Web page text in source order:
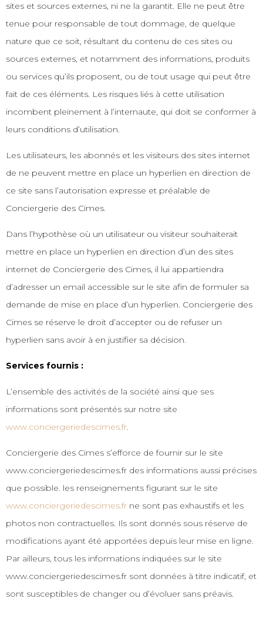
sites et sources externes, ni ne la garantit. Elle ne peut être
tenue pour responsable de tout dommage, de quelque
nature que ce soit, résultant du contenu de ces sites ou
sources externes, et notamment des informations, produits
ou services qu’ils proposent, ou de tout usage qui peut être
fait de ces éléments. Les risques liés à cette utilisation
incombent pleinement à l’internaute, qui doit se conformer à
leurs conditions d’utilisation.
Les utilisateurs, les abonnés et les visiteurs des sites internet
de ne peuvent mettre en place un hyperlien en direction de
ce site sans l’autorisation expresse et préalable de
Conciergerie des Cimes.
Dans l’hypothèse où un utilisateur ou visiteur souhaiterait
mettre en place un hyperlien en direction d’un des sites
internet de Conciergerie des Cimes, il lui appartiendra
d’adresser un email accessible sur le site afin de formuler sa
demande de mise en place d’un hyperlien. Conciergerie des
Cimes se réserve le droit d’accepter ou de refuser un
hyperlien sans avoir à en justifier sa décision.
Services fournis :
L’ensemble des activités de la société ainsi que ses
informations sont présentés sur notre site
www.conciergeriedescimes.fr.
Conciergerie des Cimes s’efforce de fournir sur le site
www.conciergeriedescimes.fr des informations aussi précises
que possible. les renseignements figurant sur le site
www.conciergeriedescimes.fr ne sont pas exhaustifs et les
photos non contractuelles. Ils sont donnés sous réserve de
modifications ayant été apportées depuis leur mise en ligne.
Par ailleurs, tous les informations indiquées sur le site
www.conciergeriedescimes.fr sont données à titre indicatif, et
sont susceptibles de changer ou d’évoluer sans préavis.